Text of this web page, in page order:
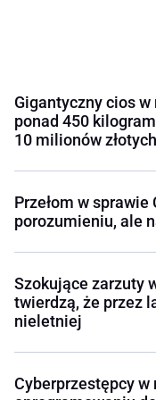
Gigantyczny cios
ponad 450
10 milionów złotych
Przełom w
porozumieniu, ale
Szokujące zarzuty
twierdzą, że przez
nieletniej
Cyberprzestępcy w